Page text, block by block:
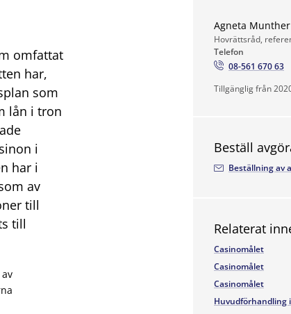
omfattat
har,
som
lån i tron
i
har i
av
till
till
Agneta Munther
Hovrättsråd,
Telefon
08-561 670 63
Tillgänglig från
Beställ
Beställning av
Relaterat
Casinomålet
Casinomålet
Casinomålet
Huvudförhandling